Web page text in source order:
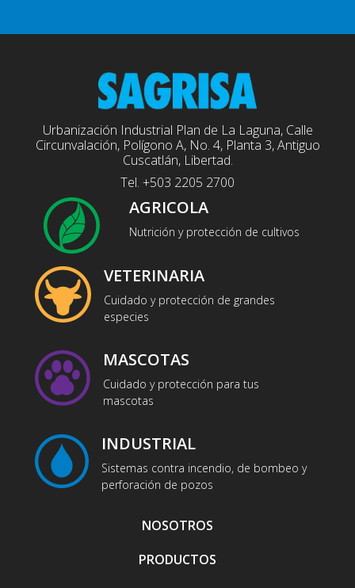
Urbanización Industrial Plan de La Laguna, Calle
Circunvalación, Polígono A, No. 4, Planta 3, Antiguo
Cuscatlán, Libertad.
Tel. +503 2205 2700
AGRICOLA
Nutrición y protección de cultivos
VETERINARIA
Cuidado y protección de grandes
especies
MASCOTAS
Cuidado y protección para tus
mascotas
INDUSTRIAL
Sistemas contra incendio, de bombeo y
perforación de pozos
NOSOTROS
PRODUCTOS